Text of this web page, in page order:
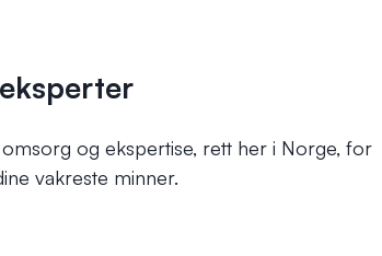
og ekspertise, rett her i Norge, for
vakreste minner.